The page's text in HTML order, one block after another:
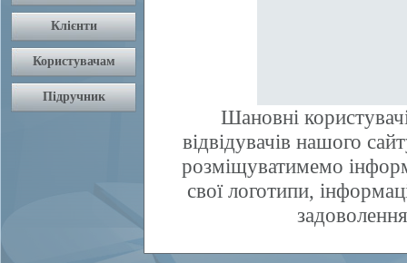
Шановні
відвідувачів нашого
розміщуватимемо
свої логотипи,